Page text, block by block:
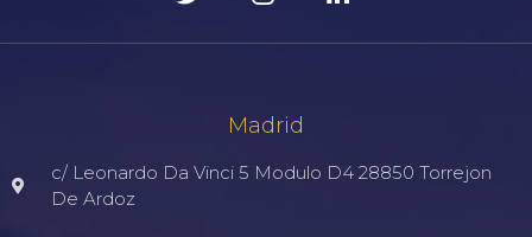
Madrid
c/ Leonardo Da Vinci 5 Modulo D4 28850 Torrejon
De Ardoz